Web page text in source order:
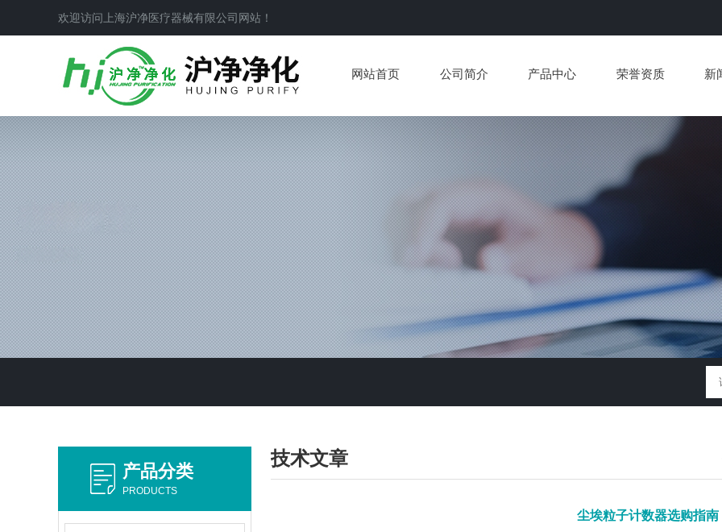
欢迎访问上海沪净医疗器械有限公司网站！
网站首页 公司简介 产品中心 荣誉资质 新
技术文章
尘埃粒子计数器选购指南
产品分类
PRODUCTS